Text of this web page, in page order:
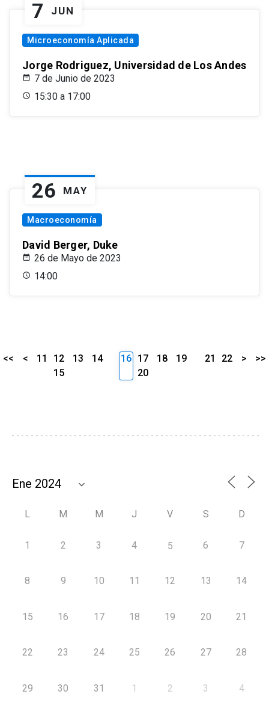
7 JUN
Microeconomía Aplicada
Jorge Rodriguez, Universidad de Los Andes
7 de Junio de 2023
15:30 a 17:00
26 MAY
Macroeconomía
David Berger, Duke
26 de Mayo de 2023
14:00
<< < 11 12 13
14
15
16 17 18
19
20
21 22 > >>
L M M J V S D
1 2 3 4 5 6 7
8 9 10 11 12 13 14
15 16 17 18 19 20 21
22 23 24 25 26 27 28
29 30 31 1 2 3 4